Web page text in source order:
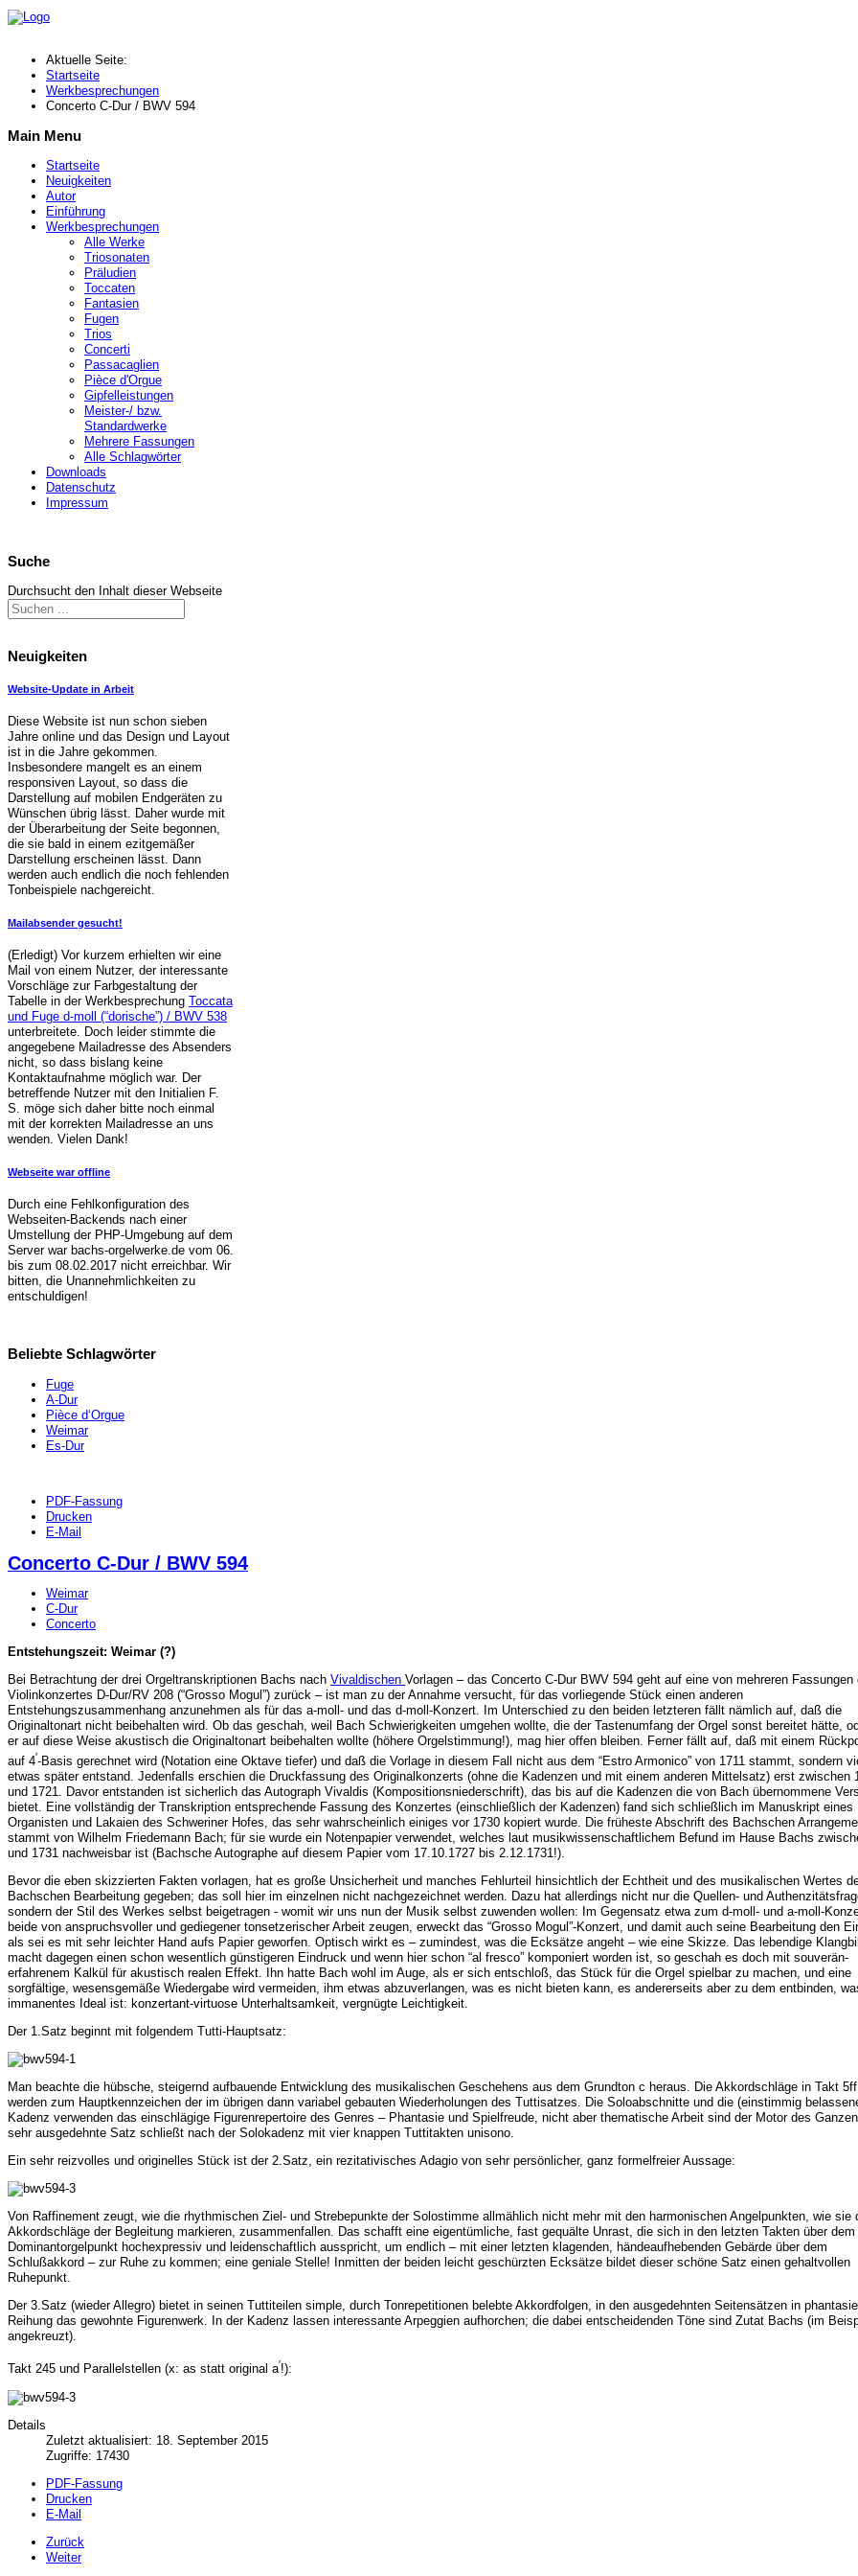
Aktuelle Seite:
Startseite
Werkbesprechungen
Concerto C-Dur / BWV 594
Main Menu
Startseite
Neuigkeiten
Autor
Einführung
Werkbesprechungen
Alle Werke
Triosonaten
Präludien
Toccaten
Fantasien
Fugen
Trios
Concerti
Passacaglien
Pièce d'Orgue
Gipfelleistungen
Meister-/ bzw.
Standardwerke
Mehrere Fassungen
Alle Schlagwörter
Downloads
Datenschutz
Impressum
Suche
Durchsucht den Inhalt dieser Webseite
Neuigkeiten
Website-Update in Arbeit
Diese Website ist nun schon sieben
Jahre online und das Design und Layout
ist in die Jahre gekommen.
Insbesondere mangelt es an einem
responsiven Layout, so dass die
Darstellung auf mobilen Endgeräten zu
Wünschen übrig lässt. Daher wurde mit
der Überarbeitung der Seite begonnen,
die sie bald in einem ezitgemäßer
Darstellung erscheinen lässt. Dann
werden auch endlich die noch fehlenden
Tonbeispiele nachgereicht.
Mailabsender gesucht!
(Erledigt) Vor kurzem erhielten wir eine
Mail von einem Nutzer, der interessante
Vorschläge zur Farbgestaltung der
Tabelle in der Werkbesprechung Toccata
und Fuge d-moll (“dorische”) / BWV 538
unterbreitete. Doch leider stimmte die
angegebene Mailadresse des Absenders
nicht, so dass bislang keine
Kontaktaufnahme möglich war. Der
betreffende Nutzer mit den Initialien F.
S. möge sich daher bitte noch einmal
mit der korrekten Mailadresse an uns
wenden. Vielen Dank!
Webseite war offline
Durch eine Fehlkonfiguration des
Webseiten-Backends nach einer
Umstellung der PHP-Umgebung auf dem
Server war bachs-orgelwerke.de vom 06.
bis zum 08.02.2017 nicht erreichbar. Wir
bitten, die Unannehmlichkeiten zu
entschuldigen!
Beliebte Schlagwörter
Fuge
A-Dur
Pièce d‘Orgue
Weimar
Es-Dur
PDF-Fassung
Drucken
E-Mail
Concerto C-Dur / BWV 594
Weimar
C-Dur
Concerto
Entstehungszeit: Weimar (?)
Bei Betrachtung der drei Orgeltranskriptionen Bachs nach Vivaldischen Vorlagen – das Concerto C-Dur BWV 594 geht auf eine von mehreren Fassungen
Violinkonzertes D-Dur/RV 208 (“Grosso Mogul”) zurück – ist man zu der Annahme versucht, für das vorliegende Stück einen anderen
Entstehungszusammenhang anzunehmen als für das a-moll- und das d-moll-Konzert. Im Unterschied zu den beiden letzteren fällt nämlich auf, daß die
Originaltonart nicht beibehalten wird. Ob das geschah, weil Bach Schwierigkeiten umgehen wollte, die der Tastenumfang der Orgel sonst bereitet hätte,
er auf diese Weise akustisch die Originaltonart beibehalten wollte (höhere Orgelstimmung!), mag hier offen bleiben. Ferner fällt auf, daß mit einem
auf 4′-Basis gerechnet wird (Notation eine Oktave tiefer) und daß die Vorlage in diesem Fall nicht aus dem “Estro Armonico” von 1711 stammt, sondern
etwas später entstand. Jedenfalls erschien die Druckfassung des Originalkonzerts (ohne die Kadenzen und mit einem anderen Mittelsatz) erst zwischen
und 1721. Davor entstanden ist sicherlich das Autograph Vivaldis (Kompositionsniederschrift), das bis auf die Kadenzen die von Bach übernommene
bietet. Eine vollständig der Transkription entsprechende Fassung des Konzertes (einschließlich der Kadenzen) fand sich schließlich im Manuskript eines
Organisten und Lakaien des Schweriner Hofes, das sehr wahrscheinlich einiges vor 1730 kopiert wurde. Die früheste Abschrift des Bachschen
stammt von Wilhelm Friedemann Bach; für sie wurde ein Notenpapier verwendet, welches laut musikwissenschaftlichem Befund im Hause Bachs
und 1731 nachweisbar ist (Bachsche Autographe auf diesem Papier vom 17.10.1727 bis 2.12.1731!).
Bevor die eben skizzierten Fakten vorlagen, hat es große Unsicherheit und manches Fehlurteil hinsichtlich der Echtheit und des musikalischen Wertes
Bachschen Bearbeitung gegeben; das soll hier im einzelnen nicht nachgezeichnet werden. Dazu hat allerdings nicht nur die Quellen- und
sondern der Stil des Werkes selbst beigetragen - womit wir uns nun der Musik selbst zuwenden wollen: Im Gegensatz etwa zum d-moll- und a-moll-
beide von anspruchsvoller und gediegener tonsetzerischer Arbeit zeugen, erweckt das “Grosso Mogul”-Konzert, und damit auch seine Bearbeitung den
als sei es mit sehr leichter Hand aufs Papier geworfen. Optisch wirkt es – zumindest, was die Ecksätze angeht – wie eine Skizze. Das lebendige
macht dagegen einen schon wesentlich günstigeren Eindruck und wenn hier schon “al fresco” komponiert worden ist, so geschah es doch mit souverän-
erfahrenem Kalkül für akustisch realen Effekt. Ihn hatte Bach wohl im Auge, als er sich entschloß, das Stück für die Orgel spielbar zu machen, und eine
sorgfältige, wesensgemäße Wiedergabe wird vermeiden, ihm etwas abzuverlangen, was es nicht bieten kann, es andererseits aber zu dem entbinden,
immanentes Ideal ist: konzertant-virtuose Unterhaltsamkeit, vergnügte Leichtigkeit.
Der 1.Satz beginnt mit folgendem Tutti-Hauptsatz:
Man beachte die hübsche, steigernd aufbauende Entwicklung des musikalischen Geschehens aus dem Grundton c heraus. Die Akkordschläge in Takt
werden zum Hauptkennzeichen der im übrigen dann variabel gebauten Wiederholungen des Tuttisatzes. Die Soloabschnitte und die (einstimmig
Kadenz verwenden das einschlägige Figurenrepertoire des Genres – Phantasie und Spielfreude, nicht aber thematische Arbeit sind der Motor des
sehr ausgedehnte Satz schließt nach der Solokadenz mit vier knappen Tuttitakten unisono.
Ein sehr reizvolles und originelles Stück ist der 2.Satz, ein rezitativisches Adagio von sehr persönlicher, ganz formelfreier Aussage:
Von Raffinement zeugt, wie die rhythmischen Ziel- und Strebepunkte der Solostimme allmählich nicht mehr mit den harmonischen Angelpunkten, wie sie
Akkordschläge der Begleitung markieren, zusammenfallen. Das schafft eine eigentümliche, fast gequälte Unrast, die sich in den letzten Takten über dem
Dominantorgelpunkt hochexpressiv und leidenschaftlich ausspricht, um endlich – mit einer letzten klagenden, händeaufhebenden Gebärde über dem
Schlußakkord – zur Ruhe zu kommen; eine geniale Stelle! Inmitten der beiden leicht geschürzten Ecksätze bildet dieser schöne Satz einen gehaltvollen
Ruhepunkt.
Der 3.Satz (wieder Allegro) bietet in seinen Tuttiteilen simple, durch Tonrepetitionen belebte Akkordfolgen, in den ausgedehnten Seitensätzen in
Reihung das gewohnte Figurenwerk. In der Kadenz lassen interessante Arpeggien aufhorchen; die dabei entscheidenden Töne sind Zutat Bachs (im
angekreuzt).
Takt 245 und Parallelstellen (x: as statt original a′!):
Details
Zuletzt aktualisiert: 18. September 2015
Zugriffe: 17430
PDF-Fassung
Drucken
E-Mail
Zurück
Weiter